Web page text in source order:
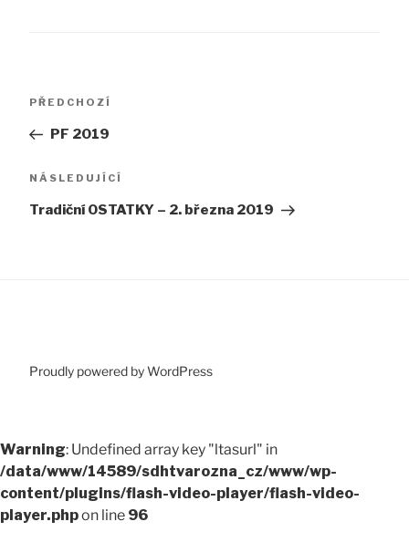
příspěvek
Předchozí
PŘEDCHOZÍ
PF 2019
Následující
NÁSLEDUJÍCÍ
Tradiční OSTATKY – 2. března 2019
Proudly powered by WordPress
Warning: Undefined array key "ltasurl" in
/data/www/14589/sdhtvarozna_cz/www/wp-
content/plugins/flash-video-player/flash-video-
player.phpon line 96